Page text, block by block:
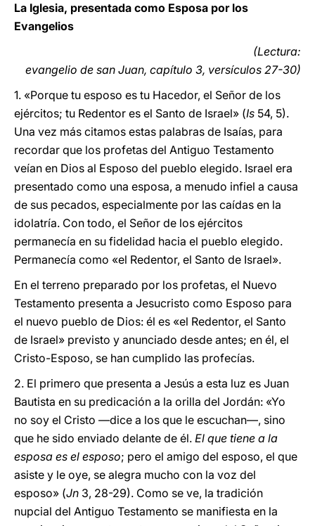
La Iglesia, presentada como Esposa por los
Evangelios
(Lectura:
evangelio de san Juan, capítulo 3, versículos 27-30)
1. «Porque tu esposo es tu Hacedor, el Señor de los
ejércitos; tu Redentor es el Santo de Israel» (Is 54, 5).
Una vez más citamos estas palabras de Isaías, para
recordar que los profetas del Antiguo Testamento
veían en Dios al Esposo del pueblo elegido. Israel era
presentado como una esposa, a menudo infiel a causa
de sus pecados, especialmente por las caídas en la
idolatría. Con todo, el Señor de los ejércitos
permanecía en su fidelidad hacia el pueblo elegido.
Permanecía como «el Redentor, el Santo de Israel».
En el terreno preparado por los profetas, el Nuevo
Testamento presenta a Jesucristo como Esposo para
el nuevo pueblo de Dios: él es «el Redentor, el Santo
de Israel» previsto y anunciado desde antes; en él, el
Cristo-Esposo, se han cumplido las profecías.
2. El primero que presenta a Jesús a esta luz es Juan
Bautista en su predicación a la orilla del Jordán: «Yo
no soy el Cristo ―dice a los que le escuchan―, sino
que he sido enviado delante de él. El que tiene a la
esposa es el esposo; pero el amigo del esposo, el que
asiste y le oye, se alegra mucho con la voz del
esposo» (Jn 3, 28-29). Como se ve, la tradición
nupcial del Antiguo Testamento se manifiesta en la